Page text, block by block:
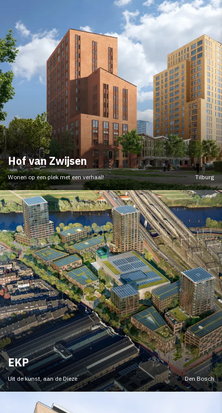
Hof van Zwijsen
Wonen op een plek met een verhaal! Tilburg
EKP
Uit de kunst, aan de Dieze Den Bosch